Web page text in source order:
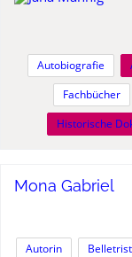
Autobiografie
Fachbücher
Historische
Mona Gabriel
Autorin